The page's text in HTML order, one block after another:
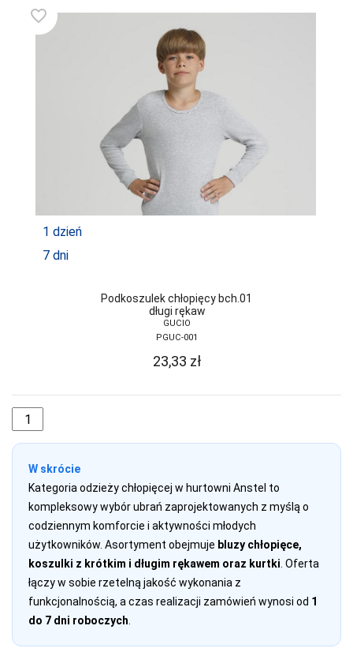
ATTRACTIVE
AURELLIE
AVA
BABELL
BABELLA
BAS BLEU
BE SNAZZY
BRUBECK
C3-SABANA
COTONELLA
COTTON
WORLD
DAREX
DE LAFENSE
DEPOL
DKAREN
favorite_border
1 dzień
7 dni
Podkoszulek chłopięcy bch.01
długi rękaw
GUCIO
PGUC-001
23,33 zł
W skrócie
Kategoria odzieży chłopięcej w hurtowni Anstel to
kompleksowy wybór ubrań zaprojektowanych z myślą o
codziennym komforcie i aktywności młodych
użytkowników. Asortyment obejmuje bluzy chłopięce,
koszulki z krótkim i długim rękawem oraz kurtki . Oferta
łączy w sobie rzetelną jakość wykonania z
funkcjonalnością, a czas realizacji zamówień wynosi od 1
do 7 dni roboczych